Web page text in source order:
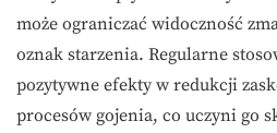
może ograniczać widoczność
oznak starzenia. Regularne
pozytywne efekty w redukcji
procesów gojenia, co uczyni go